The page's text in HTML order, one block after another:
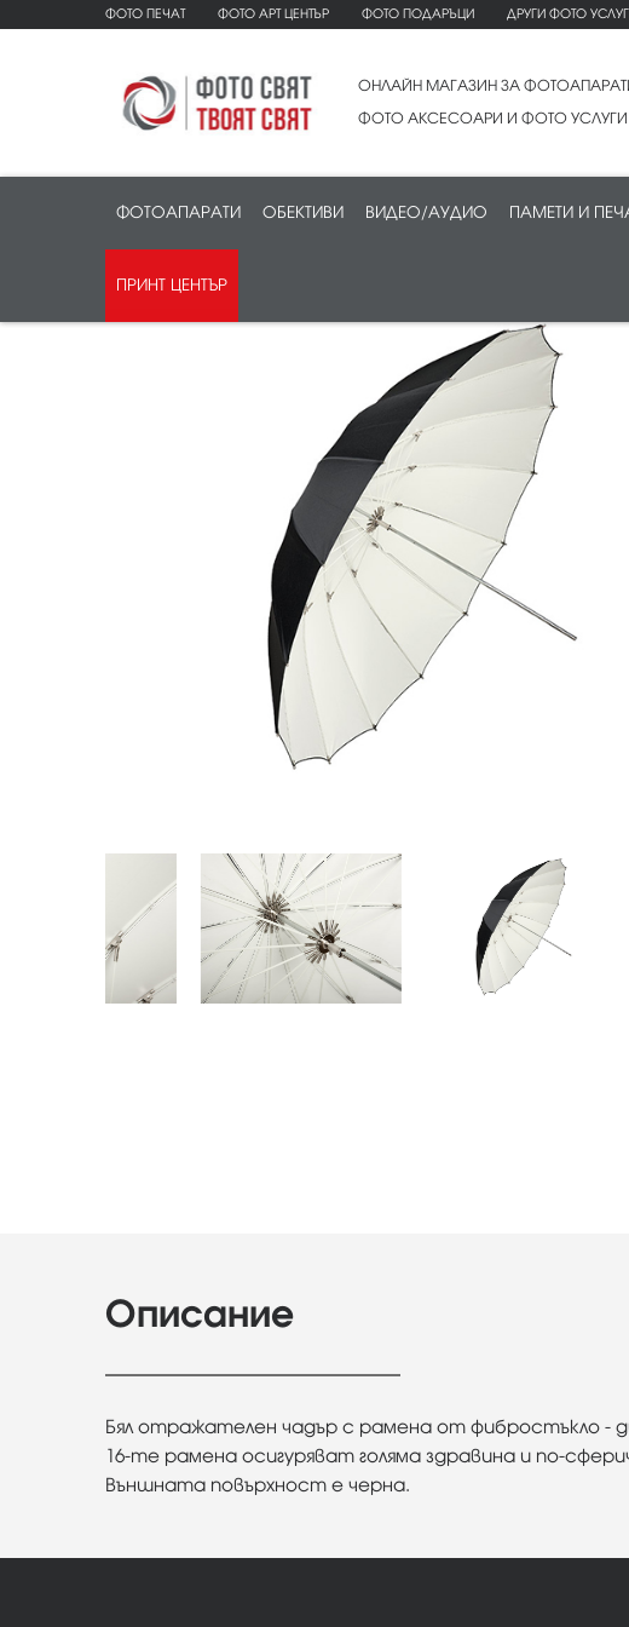
ФОТО ПЕЧАТ ФОТО АРТ ЦЕНТЪР ФОТО ПОДАРЪЦИ ДРУГИ ФОТО
ОНЛАЙН МАГАЗИН ЗА
ФОТО АКСЕСОАРИ И ФОТО УСЛУГИ
ФОТОАПАРАТИ ОБЕКТИВИ ВИДЕО/АУДИО ПАМЕТИ И
ПРИНТ ЦЕНТЪР
Описание
Бял отражателен чадър с рамена от фибростъкло -
16-те рамена осигуряват голяма здравина и по-
Външната повърхност е черна.